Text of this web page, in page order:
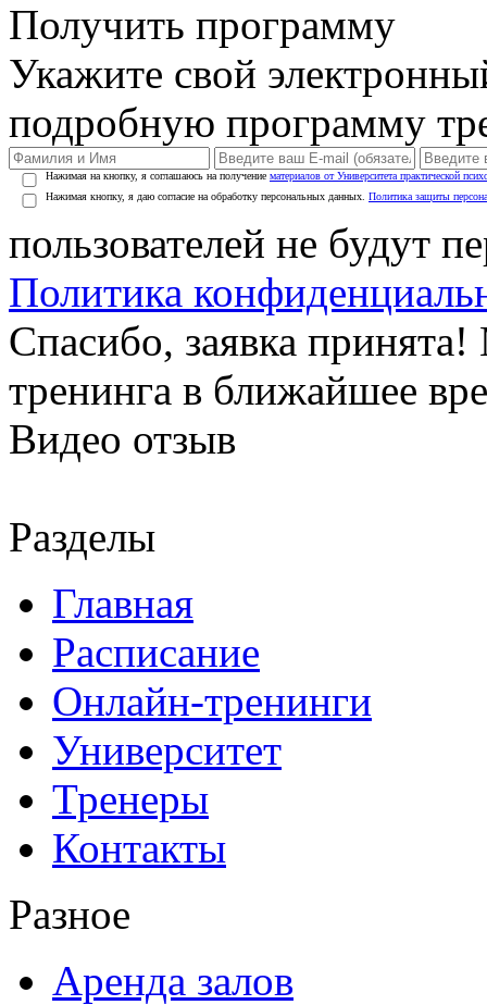
Получить программу
Укажите свой
подробную программу
Нажимая на кнопку, я соглашаюсь на получение материалов от Университета практической
Нажимая кнопку, я даю согласие на обработку персональных данных. Политика защиты
пользователей не будут
Политика
Спасибо, заявка
тренинга в ближайшее
Видео отзыв
Разделы
Главная
Расписание
Онлайн-тренинги
Университет
Тренеры
Контакты
Разное
Аренда залов